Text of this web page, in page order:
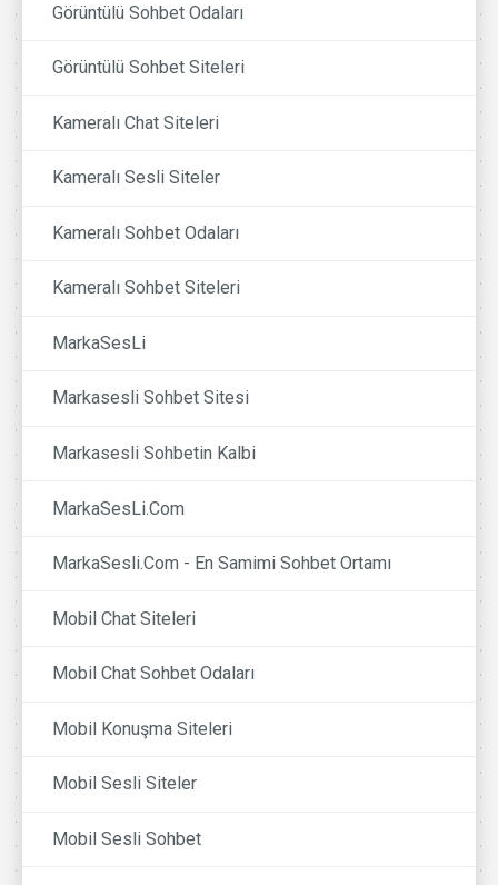
Görüntülü Sohbet Odaları
Görüntülü Sohbet Siteleri
Kameralı Chat Siteleri
Kameralı Sesli Siteler
Kameralı Sohbet Odaları
Kameralı Sohbet Siteleri
MarkaSesLi
Markasesli Sohbet Sitesi
Markasesli Sohbetin Kalbi
MarkaSesLi.Com
MarkaSesli.Com - En Samimi Sohbet Ortamı
Mobil Chat Siteleri
Mobil Chat Sohbet Odaları
Mobil Konuşma Siteleri
Mobil Sesli Siteler
Mobil Sesli Sohbet